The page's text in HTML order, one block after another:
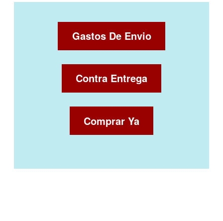
Gastos De Envio
Contra Entrega
Comprar Ya